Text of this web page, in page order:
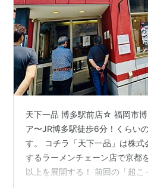
天下一品 博多駅前店☆ 福岡市
ア〜JR博多駅徒歩6分！くらい
す。 コチラ「天下一品」は株
するラーメンチェーン店で京都
以上を展開する！ 前回の「超こ